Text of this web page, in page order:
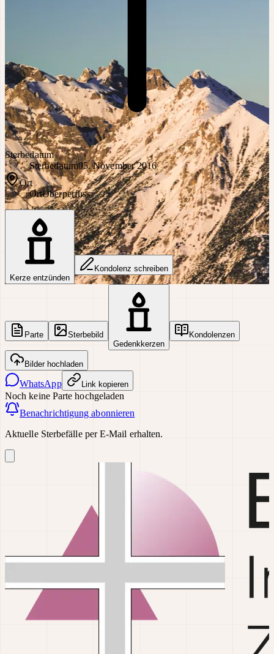
Sterbedatum
Sterbedatum05. November 2016
Ort
OrtOberperfuss
Kerze entzünden
Kondolenz schreiben
Parte
Sterbebild
Gedenkkerzen
Kondolenzen
Bilder hochladen
WhatsApp Link kopieren
Noch keine Parte hochgeladen
Benachrichtigung abonnieren
Aktuelle Sterbefälle per E-Mail erhalten.